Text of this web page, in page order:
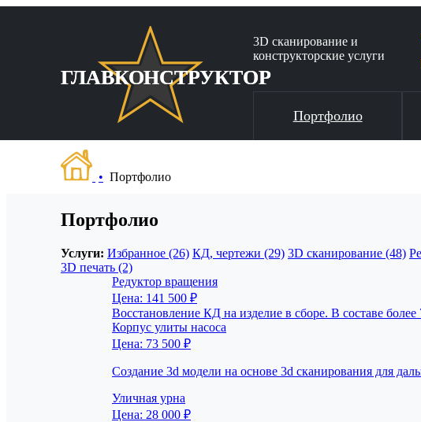
ГЛАВКОНСТРУКТОР
3D сканирование и
конструкторские услуги
Портфолио
Портфолио
Портфолио
Услуги: Избранное (26) КД, чертежи (29) 3D сканирование (48)
3D печать (2)
Редуктор вращения
Цена: 141 500 ₽
Восстановление КД на изделие в сборе. В составе
Корпус улиты насоса
Цена: 73 500 ₽
Создание 3d модели на основе 3d сканирования для
Уличная урна
Цена: 28 000 ₽